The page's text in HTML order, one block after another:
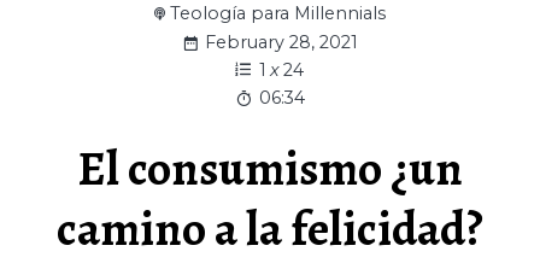
Teología para Millennials
February 28, 2021
1 x24
06:34
El consumismo ¿un
camino a la felicidad?